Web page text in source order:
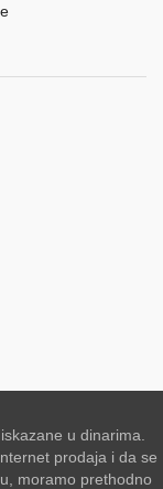
u dinarima.
prodaja i da se
moramo prethodno